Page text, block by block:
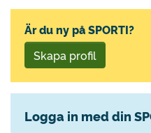
Är du ny på SPORTI?
Skapa profil
Logga in med din